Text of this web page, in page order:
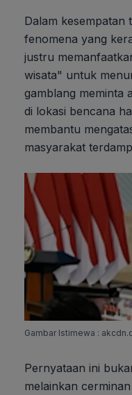
Dalam
fenomena yang
justru
wisata" untuk
gamblang meminta
di lokasi bencana
membantu
masyarakat
Gambar Istimewa :
Pernyataan ini
melainkan